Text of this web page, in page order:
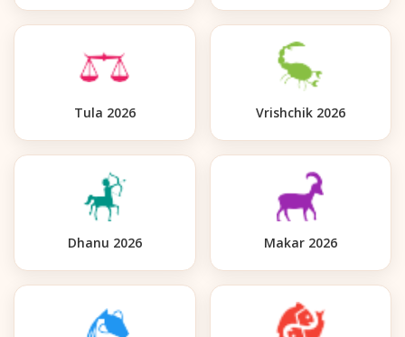
Tula 2026 Vrishchik 2026
Dhanu 2026 Makar 2026